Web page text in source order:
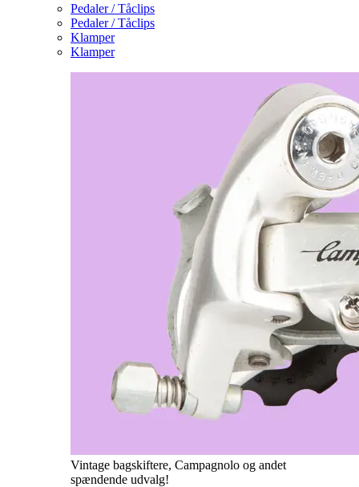
Pedaler / Tåclips
Pedaler / Tåclips
Klamper
Klamper
Vintage bagskiftere, Campagnolo og andet
spændende udvalg!